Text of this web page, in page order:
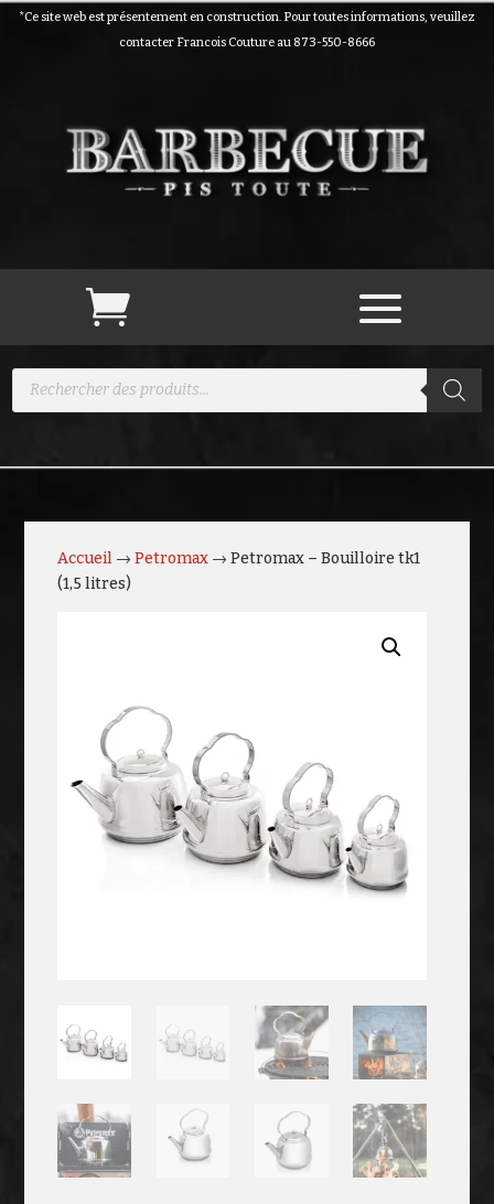
*Ce site web est présentement en construction. Pour toutes informations, veuillez
contacter Francois Couture au 873-550-8666
Recherche
Accueil →Petromax → Petromax – Bouilloire tk1
(1,5 litres)